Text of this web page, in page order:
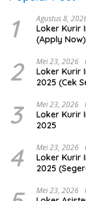
1 Agustus 8,
Loker Kurir
(Apply Now)
2 Mei 23, 2026
Loker Kurir
2025 (Cek
3 Mei 23, 2026
Loker Kurir
2025
4 Mei 23, 2026
Loker Kurir
2025
Mei 23, 2026